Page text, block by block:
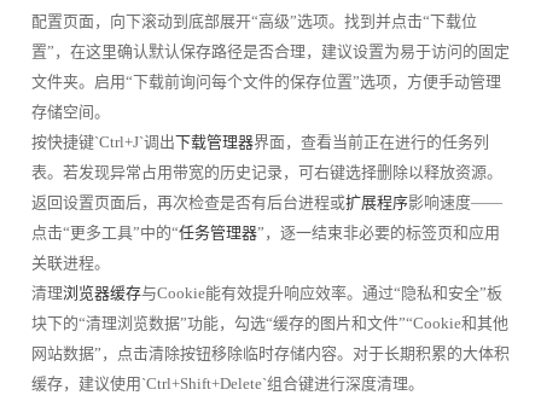
配置页面，向下滚动到底部展开“高级”选项。找到并点击“下载位
置”，在这里确认默认保存路径是否合理，建议设置为易于访问的固定
文件夹。启用“下载前询问每个文件的保存位置”选项，方便手动管理
存储空间。
按快捷键`Ctrl+J`调出下载管理器界面，查看当前正在进行的任务列
表。若发现异常占用带宽的历史记录，可右键选择删除以释放资源。
返回设置页面后，再次检查是否有后台进程或扩展程序影响速度——
点击“更多工具”中的“任务管理器”，逐一结束非必要的标签页和应用
关联进程。
清理浏览器缓存与Cookie能有效提升响应效率。通过“隐私和安全”板
块下的“清理浏览数据”功能，勾选“缓存的图片和文件”“Cookie和其他
网站数据”，点击清除按钮移除临时存储内容。对于长期积累的大体积
缓存，建议使用`Ctrl+Shift+Delete`组合键进行深度清理。